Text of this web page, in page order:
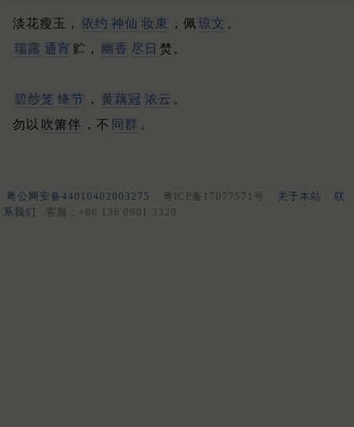
淡花瘦玉， 依约 神仙 妆束 ，佩 琼文 。
瑞露 通宵 贮， 幽香 尽日 焚。
碧纱笼 绛节 ， 黄藕冠 浓云 。
勿以 吹箫伴 ，不 同群 。
粤公网安备44010402003275 粤ICP备17077571号 关于本站
联
系我们
客服：+86 136 0901 3320